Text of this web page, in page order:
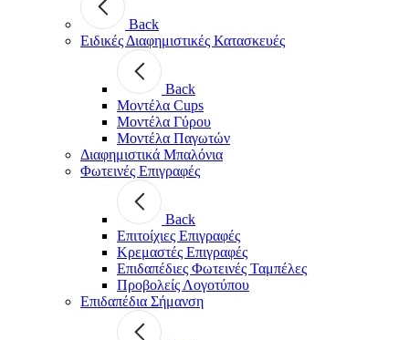
Back
Ειδικές Διαφημιστικές Κατασκευές
Back
Μοντέλα Cups
Μοντέλα Γύρου
Μοντέλα Παγωτών
Διαφημιστικά Μπαλόνια
Φωτεινές Επιγραφές
Back
Επιτοίχιες Επιγραφές
Κρεμαστές Επιγραφές
Επιδαπέδιες Φωτεινές Ταμπέλες
Προβολείς Λογοτύπου
Επιδαπέδια Σήμανση